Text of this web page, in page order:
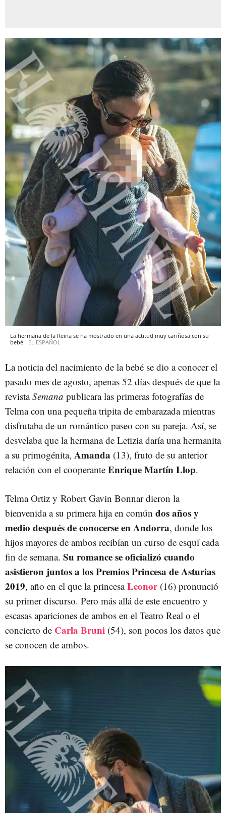
La hermana de la Reina se ha mostrado en una actitud muy cariñosa con su
bebé. EL ESPAÑOL
La noticia del nacimiento de la bebé se dio a conocer el
pasado mes de agosto, apenas 52 días después de que la
revistaSemana publicara las primeras fotografías de
Telma con una pequeña tripita de embarazada mientras
disfrutaba de un romántico paseo con su pareja. Así, se
desvelaba que la hermana de Letizia daría una hermanita
a su primogénita, Amanda (13), fruto de su anterior
relación con el cooperante Enrique Martín Llop.
Telma Ortiz y Robert Gavin Bonnar dieron la
bienvenida a su primera hija en común dos años y
medio después de conocerse en Andorra, donde los
hijos mayores de ambos recibían un curso de esquí cada
fin de semana. Su romance se oficializó cuando
asistieron juntos a los Premios Princesa de Asturias
2019, año en el que la princesaLeonor(16) pronunció
su primer discurso. Pero más allá de este encuentro y
escasas apariciones de ambos en el Teatro Real o el
concierto de Carla Bruni (54), son pocos los datos que
se conocen de ambos.